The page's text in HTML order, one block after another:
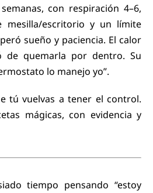
con respiración 4–6,
mesilla/escritorio y un límite
sueño y paciencia. El calor
de quemarla por dentro. Su
lo manejo yo”.
tú vuelvas a tener el control.
mágicas, con evidencia y
tiempo pensando “estoy